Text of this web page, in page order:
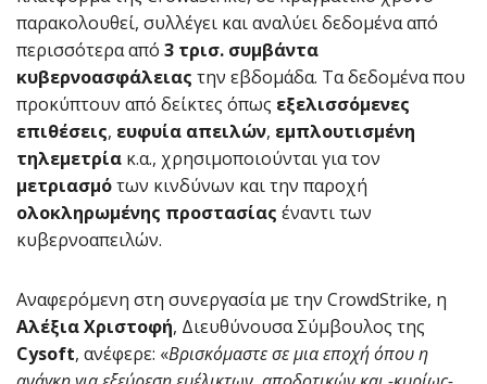
παρακολουθεί, συλλέγει και αναλύει δεδομένα από
περισσότερα από 3 τρισ. συμβάντα
κυβερνοασφάλειας την εβδομάδα. Τα δεδομένα που
προκύπτουν από δείκτες όπως εξελισσόμενες
επιθέσεις, ευφυία απειλών, εμπλουτισμένη
τηλεμετρία κ.α., χρησιμοποιούνται για τον
μετριασμότων κινδύνων και την παροχή
ολοκληρωμένης προστασίας έναντι των
κυβερνοαπειλών.
Αναφερόμενη στη συνεργασία με την CrowdStrike, η
Αλέξια Χριστοφή, Διευθύνουσα Σύμβουλος της
Cysoft, ανέφερε: «Βρισκόμαστε σε μια εποχή όπου η